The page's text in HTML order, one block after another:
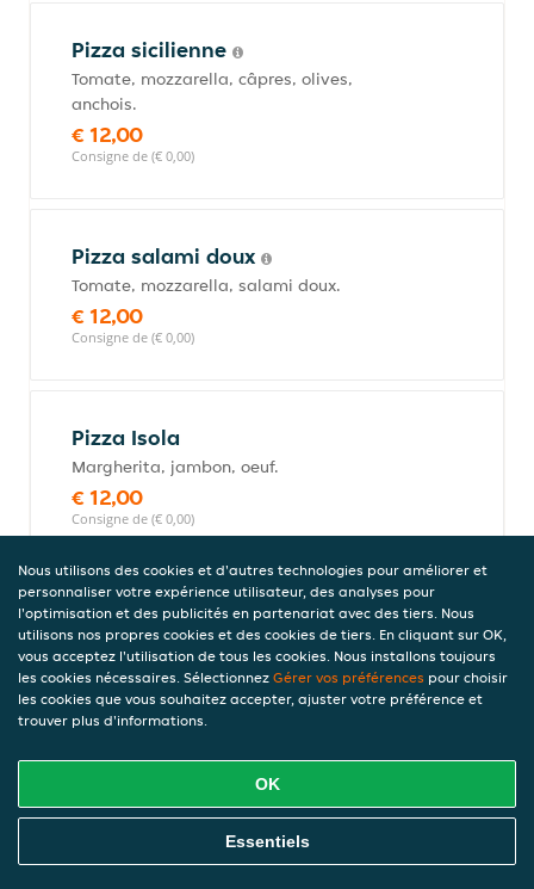
Pizza sicilienne
Tomate, mozzarella, câpres, olives,
anchois.
€ 12,00
Consigne de (€ 0,00)
Pizza salami doux
Tomate, mozzarella, salami doux.
€ 12,00
Consigne de (€ 0,00)
Pizza Isola
Margherita, jambon, oeuf.
€ 12,00
Consigne de (€ 0,00)
Pizza végétarienne
Tomate, mozzarella, champignons,
poivrons, olives, oignons.
€ 12,00
Consigne de (€ 0,00)
Pizza grecque
Tomate, mozzarella, feta, tomates
Commandez En Ligne
Nous utilisons des cookies et d'autres technologies pour améliorer et
personnaliser votre expérience utilisateur, des analyses pour
l'optimisation et des publicités en partenariat avec des tiers. Nous
utilisons nos propres cookies et des cookies de tiers. En cliquant sur OK,
vous acceptez l'utilisation de tous les cookies. Nous installons toujours
les cookies nécessaires. Sélectionnez Gérer vos préférences pour choisir
les cookies que vous souhaitez accepter, ajuster votre préférence et
trouver plus d'informations.
OK
Essentiels